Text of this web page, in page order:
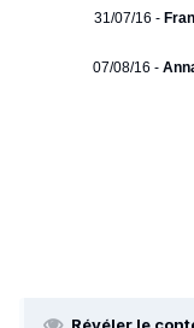
31/07/16 -
07/08/16 -